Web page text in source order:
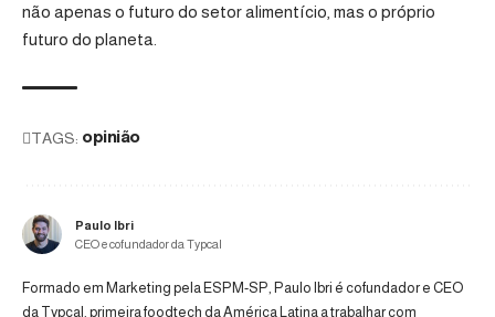
não apenas o futuro do setor alimentício, mas o próprio
futuro do planeta.
TAGS: opinião
Paulo Ibri
CEO e cofundador da Typcal
Formado em Marketing pela ESPM-SP, Paulo Ibri é cofundador e CEO
da Typcal, primeira foodtech da América Latina a trabalhar com